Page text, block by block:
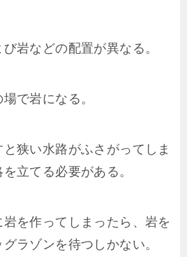
岩などの配置が異なる。
で岩になる。
狭い水路がふさがってしま
立てる必要がある。
を作ってしまったら、岩を
ラゾンを待つしかない。